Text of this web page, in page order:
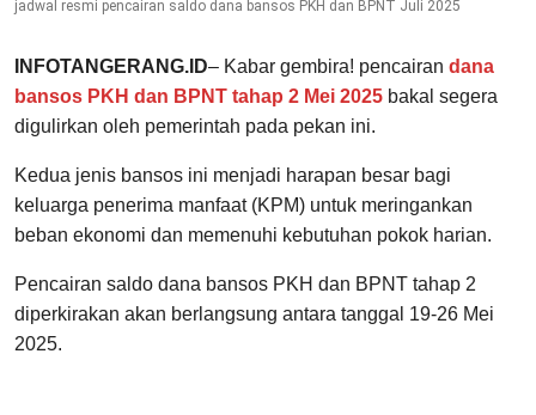
jadwal resmi pencairan saldo dana bansos PKH dan BPNT Juli 2025
INFOTANGERANG.ID– Kabar gembira! pencairan dana
bansos PKH dan BPNT tahap 2 Mei 2025 bakal segera
digulirkan oleh pemerintah pada pekan ini.
Kedua jenis bansos ini menjadi harapan besar bagi
keluarga penerima manfaat (KPM) untuk meringankan
beban ekonomi dan memenuhi kebutuhan pokok harian.
Pencairan saldo dana bansos PKH dan BPNT tahap 2
diperkirakan akan berlangsung antara tanggal 19-26 Mei
2025.